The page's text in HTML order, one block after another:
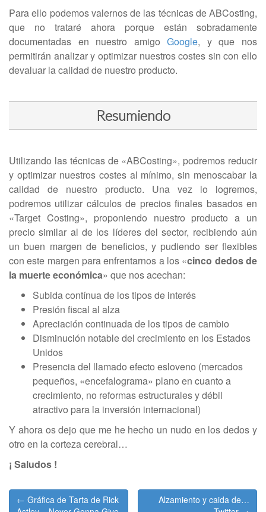
Para ello podemos valernos de las técnicas de ABCosting,
que no trataré ahora porque están sobradamente
documentadas en nuestro amigoGoogle, y que nos
permitirán analizar y optimizar nuestros costes sin con ello
devaluar la calidad de nuestro producto.
Resumiendo
Utilizando las técnicas de «ABCosting», podremos reducir
y optimizar nuestros costes al mínimo, sin menoscabar la
calidad de nuestro producto. Una vez lo logremos,
podremos utilizar cálculos de precios finales basados en
«Target Costing», proponiendo nuestro producto a un
precio similar al de los líderes del sector, recibiendo aún
un buen margen de beneficios, y pudiendo ser flexibles
con este margen para enfrentarnos a los «cinco dedos de
la muerte económica» que nos acechan:
Subida contínua de los tipos de interés
Presión fiscal al alza
Apreciación continuada de los tipos de cambio
Disminución notable del crecimiento en los Estados
Unidos
Presencia del llamado efecto esloveno (mercados
pequeños, «encefalograma» plano en cuanto a
crecimiento, no reformas estructurales y débil
atractivo para la inversión internacional)
Y ahora os dejo que me he hecho un nudo en los dedos y
otro en la corteza cerebral…
¡ Saludos !
Post
← Gráfica de Tarta de Rick
Alzamiento y caida de…